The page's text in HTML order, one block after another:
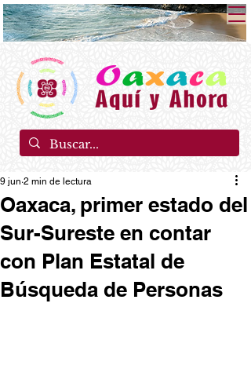
Oaxaca, primer estado del
Sur-Sureste en contar
con Plan Estatal de
Búsqueda de Personas
9 jun 2 min de lectura